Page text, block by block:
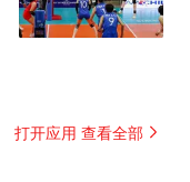
打开应用 查看全部